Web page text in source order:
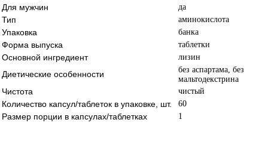
Для мужчин да
Тип аминокислота
Упаковка банка
Форма выпуска таблетки
Основной ингредиент лизин
Диетические особенности
без аспартама, без
мальтодекстрина
Чистота чистый
Количество капсул/таблеток в упаковке, шт. 60
Размер порции в капсулах/таблетках 1